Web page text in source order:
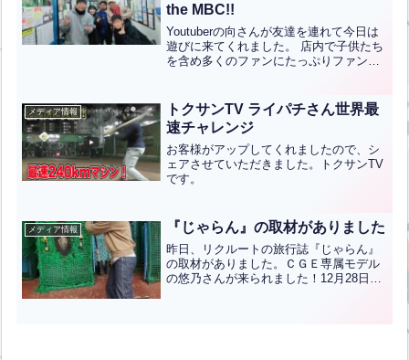
the MBC!!
Youtuberの向さんが友達を連れて今日は
遊びに来てくれました。 店内で子供たち
を含め多くのファンにたっぷりファンサ
す！！【English】Muko, Youtub...全文は
クリック
メディア情報
トクサンTV ライパチさん世界最
速チャレンジ
お客様がアップしてくれましたので、シ
ェアさせていただきました。トクサンTV
です。
メディア情報 『じゃらん』の取材がありました
昨日、リクルートの旅行誌『じゃらん』
の取材がありました。ＣＧＥ専属モデル
の悠乃さんが来られました！12月28日